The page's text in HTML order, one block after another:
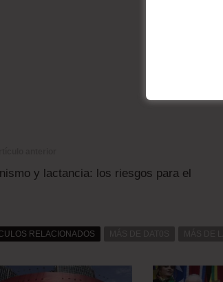
y lactancia: los riesgos para el
RELACIONADOS